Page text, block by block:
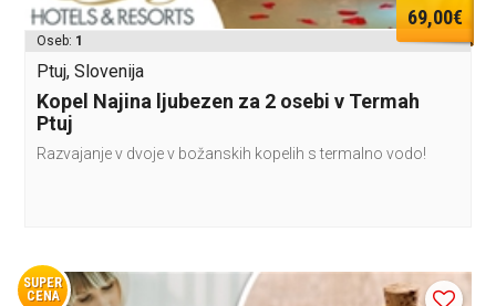
69,00€
Oseb: 1
Ptuj, Slovenija
Kopel Najina ljubezen za 2 osebi v Termah
Ptuj
Razvajanje v dvoje v božanskih kopelih s termalno vodo!
SUPER
CENA